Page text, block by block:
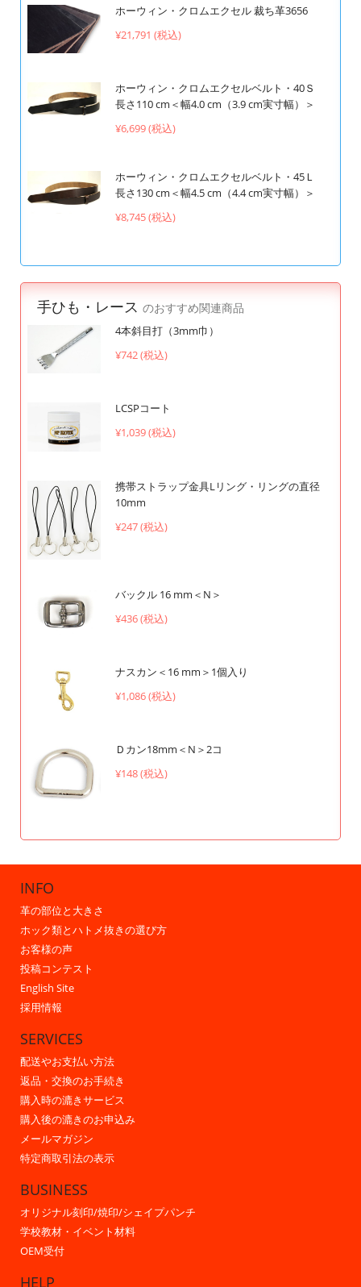
ホーウィン・クロムエクセル 裁ち革3656
¥21,791 (税込)
ホーウィン・クロムエクセルベルト・40Ｓ
長さ110 cm＜幅4.0 cm（3.9 cm実寸幅）＞
¥6,699 (税込)
ホーウィン・クロムエクセルベルト・45Ｌ
長さ130 cm＜幅4.5 cm（4.4 cm実寸幅）＞
¥8,745 (税込)
手ひも・レース のおすすめ関連商品
4本斜目打（3mm巾）
¥742 (税込)
LCSPコート
¥1,039 (税込)
携帯ストラップ金具Lリング・リングの直径
10mm
¥247 (税込)
バックル 16 mm＜N＞
¥436 (税込)
ナスカン＜16 mm＞1個入り
¥1,086 (税込)
Ｄカン18mm＜N＞2コ
¥148 (税込)
INFO
革の部位と大きさ
ホック類とハトメ抜きの選び方
お客様の声
投稿コンテスト
English Site
採用情報
SERVICES
配送やお支払い方法
返品・交換のお手続き
購入時の漉きサービス
購入後の漉きのお申込み
メールマガジン
特定商取引法の表示
BUSINESS
オリジナル刻印/焼印/シェイプパンチ
学校教材・イベント材料
OEM受付
HELP